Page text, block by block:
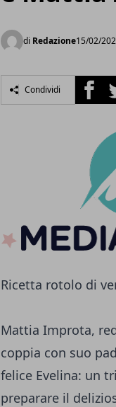
di Redazione15/02/
Condividi
Ricetta rotolo di
Mattia Improta,
coppia con suo
felice Evelina: un
preparare il